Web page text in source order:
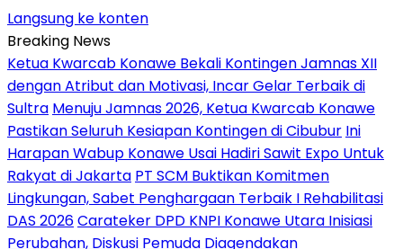
Langsung ke konten
Breaking News
Ketua Kwarcab Konawe Bekali Kontingen Jamnas XII
dengan Atribut dan Motivasi, Incar Gelar Terbaik di
Sultra Menuju Jamnas 2026, Ketua Kwarcab Konawe
Pastikan Seluruh Kesiapan Kontingen di Cibubur Ini
Harapan Wabup Konawe Usai Hadiri Sawit Expo Untuk
Rakyat di Jakarta PT SCM Buktikan Komitmen
Lingkungan, Sabet Penghargaan Terbaik I Rehabilitasi
DAS 2026Carateker DPD KNPI Konawe Utara Inisiasi
Perubahan, Diskusi Pemuda Diagendakan